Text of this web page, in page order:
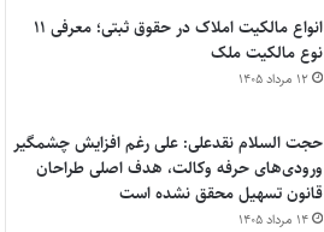
انواع مالکیت املاک در حقوق ثبتی؛ معرفی ۱۱
نوع مالکیت ملک
۱۲ مرداد ۱۴۰۵
حجت السلام نقدعلی: علی رغم افزایش چشمگیر
ورودی‌های حرفه وکالت، هدف اصلی طراحان
قانون تسهیل محقق نشده است
۱۴ مرداد ۱۴۰۵